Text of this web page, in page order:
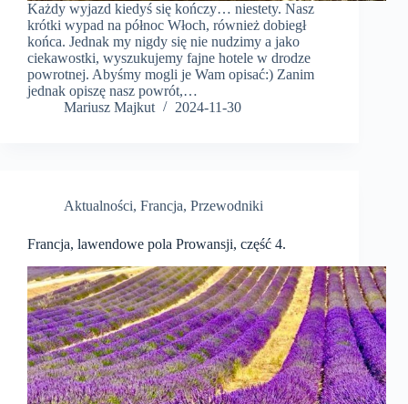
Każdy wyjazd kiedyś się kończy… niestety. Nasz
krótki wypad na północ Włoch, również dobiegł
końca. Jednak my nigdy się nie nudzimy a jako
ciekawostki, wyszukujemy fajne hotele w drodze
powrotnej. Abyśmy mogli je Wam opisać:) Zanim
jednak opiszę nasz powrót,…
Mariusz Majkut
2024-11-30
Aktualności, Francja, Przewodniki
Francja, lawendowe pola Prowansji, część 4.